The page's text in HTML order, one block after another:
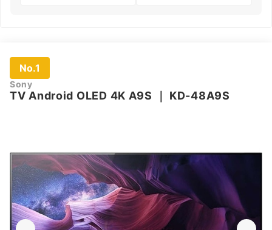
No.1
Sony
TV Android OLED 4K A9S KD-48A9S